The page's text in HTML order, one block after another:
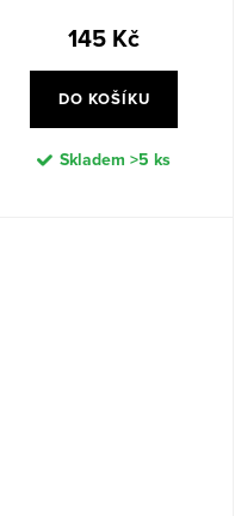
145 Kč
DO KOŠÍKU
Skladem >5 ks